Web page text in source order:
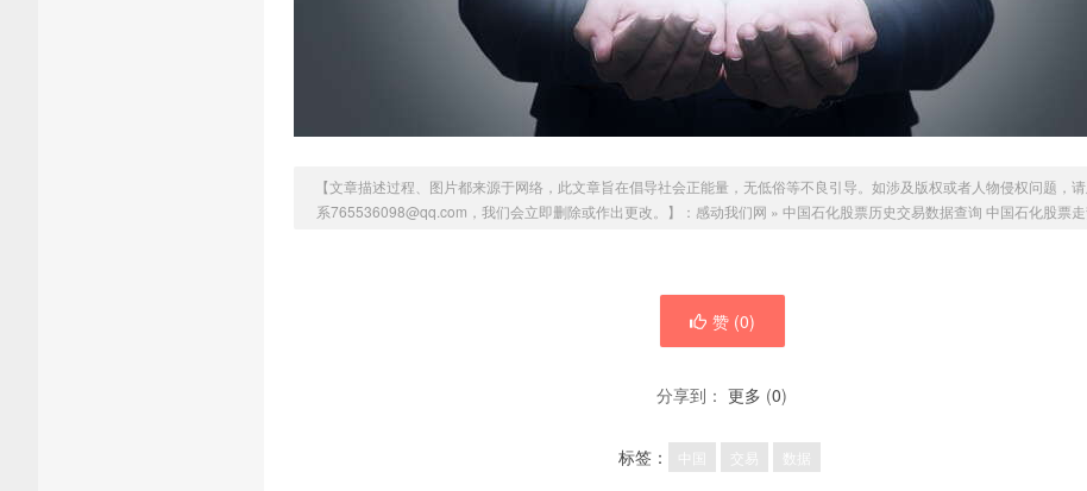
【文章描述过程、图片都来源于网络，此文章旨在倡导社会正能量，无低俗等不良引导。如涉及版权或者人物侵权问题，
系765536098@qq.com，我们会立即删除或作出更改。】： 感动我们网 » 中国石化股票历史交易数据查询 中国石化股票
赞 (0)
分享到： 更多 (0)
标签： 中国 数据